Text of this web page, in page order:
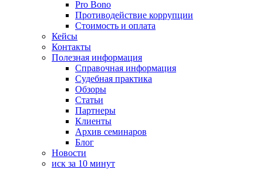
Pro Bono
Противодействие коррупции
Стоимость и оплата
Кейсы
Контакты
Полезная информация
Справочная информация
Судебная практика
Обзоры
Статьи
Партнеры
Клиенты
Архив семинаров
Блог
Новости
иск за 10 минут